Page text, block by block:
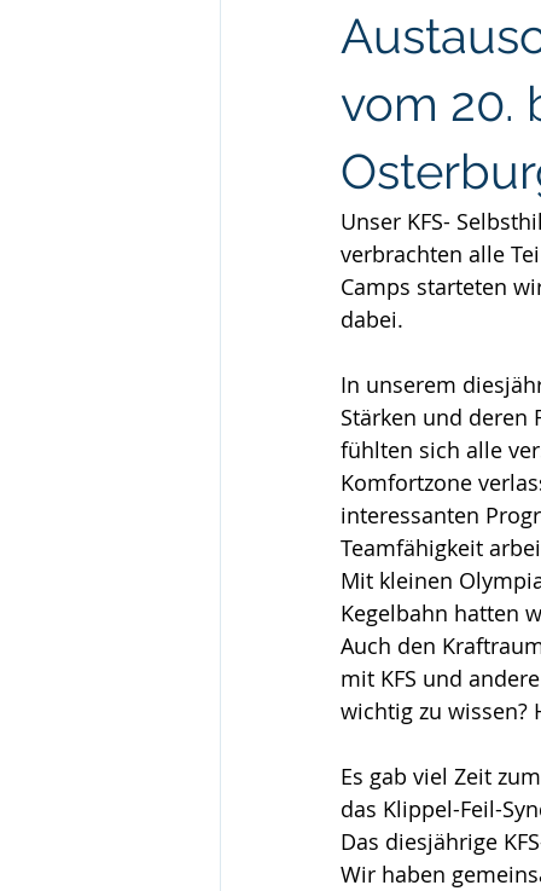
vom 20.
Unser KFS-
verbrachten alle
Camps starteten
dabei.
In unserem
Stärken und deren
fühlten sich alle
Komfortzone
interessanten
Teamfähigkeit
Mit kleinen
Kegelbahn hatten
Auch den
mit KFS und
wichtig zu
Es gab viel Zeit
das Klippel-Feil-
Das diesjährige
Wir haben